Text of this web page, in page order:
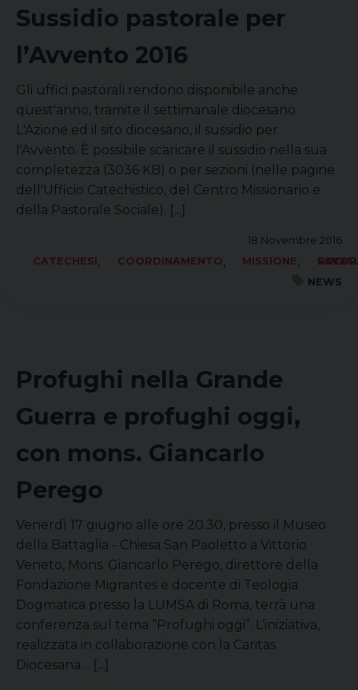
Sussidio pastorale per
l’Avvento 2016
Gli uffici pastorali rendono disponibile anche
quest'anno, tramite il settimanale diocesano
L'Azione ed il sito diocesano, il sussidio per
l'Avvento. È possibile scaricare il sussidio nella sua
completezza (3036 KB) o per sezioni (nelle pagine
dell'Ufficio Catechistico, del Centro Missionario e
della Pastorale Sociale). [...]
18 Novembre 2016
CATECHESI, COORDINAMENTO, MISSIONE,
SOCIALE LAVORO PACE
NEWS
Profughi nella Grande
Guerra e profughi oggi,
con mons. Giancarlo
Perego
Venerdì 17 giugno alle ore 20.30, presso il Museo
della Battaglia - Chiesa San Paoletto a Vittorio
Veneto, Mons. Giancarlo Perego, direttore della
Fondazione Migrantes e docente di Teologia
Dogmatica presso la LUMSA di Roma, terrà una
conferenza sul tema “Profughi oggi”. L’iniziativa,
realizzata in collaborazione con la Caritas
Diocesana… [...]